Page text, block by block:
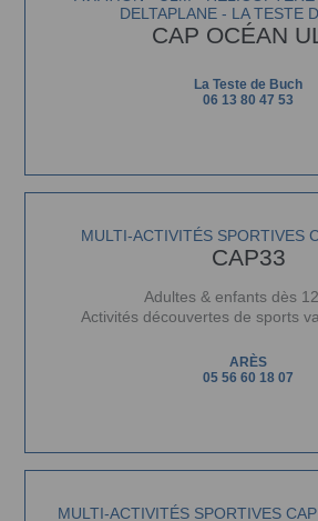
DELTAPLANE - LA TESTE
CAP OCÉAN
La Teste de Buch
06 13 80 47 53
MULTI-ACTIVITÉS SPORTIVES
CAP33
Adultes & enfants dès
Activités découvertes de sports
ARÈS
05 56 60 18 07
MULTI-ACTIVITÉS SPORTIVES